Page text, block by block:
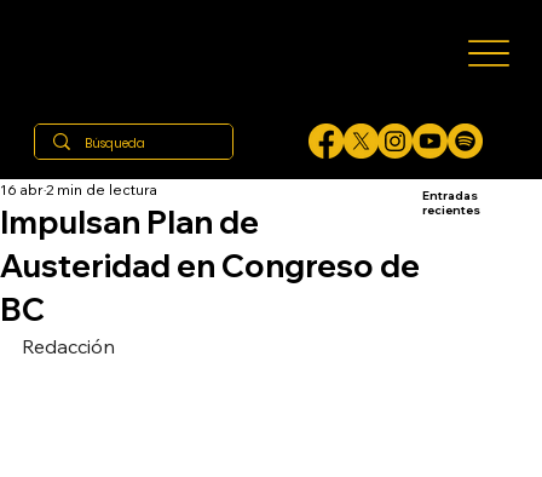
Impulsan Plan de
Austeridad en Congreso de
BC
16 abr2 min de lectura
Redacción
Entradas
recientes